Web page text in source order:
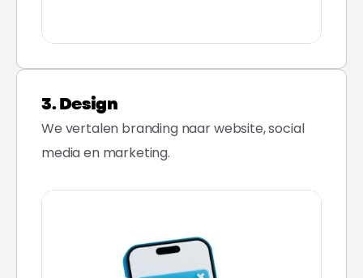
3. Design
We vertalen branding naar website, social
media en marketing.